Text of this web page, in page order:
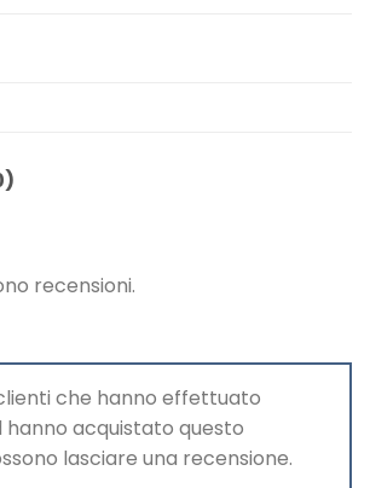
recensioni.
che hanno effettuato
hanno acquistato questo
lasciare una recensione.